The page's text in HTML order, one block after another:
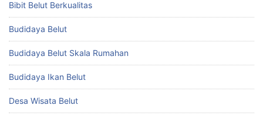
Bibit Belut Berkualitas
Budidaya Belut
Budidaya Belut Skala Rumahan
Budidaya Ikan Belut
Desa Wisata Belut